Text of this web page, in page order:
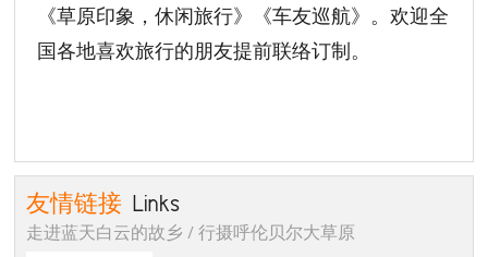
《草原印象，休闲旅行》《车友巡航》。欢迎全
国各地喜欢旅行的朋友提前联络订制。
友情链接 Links
走进蓝天白云的故乡 / 行摄呼伦贝尔大草原